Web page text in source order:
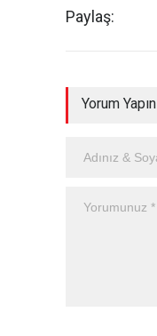
Paylaş:
Yorum Yapın